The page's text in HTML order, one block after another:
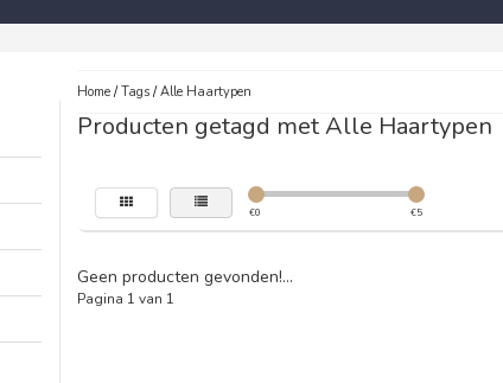
Home/Tags/Alle Haartypen
Producten getagd met Alle Haartypen
€0 €5
Geen producten gevonden!...
Pagina 1 van 1